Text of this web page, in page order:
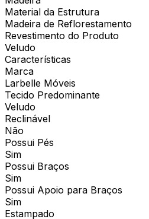
Material da Estrutura
Madeira de Reflorestamento
Revestimento do Produto
Veludo
Características
Marca
Larbelle Móveis
Tecido Predominante
Veludo
Reclinável
Não
Possui Pés
Sim
Possui Braços
Sim
Possui Apoio para Braços
Sim
Estampado